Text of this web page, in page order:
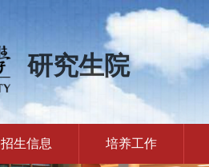
研究生院
招生信息 培养工作